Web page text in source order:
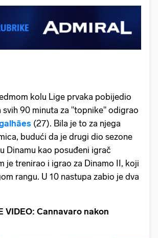
kolu Lige prvaka pobijedio
svih 90 minuta za "topnike" odigrao
(27). Bila je to za njega
budući da je drugi dio sezone
Dinamu kao posuđeni igrač
je trenirao i igrao za Dinamo II, koji
rangu. U 10 nastupa zabio je dva
VIDEO: Cannavaro nakon